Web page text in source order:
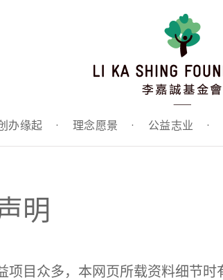
办缘起 · 理念愿景 · 公益志业 ·
明
项目众多，本网页所载资料细节